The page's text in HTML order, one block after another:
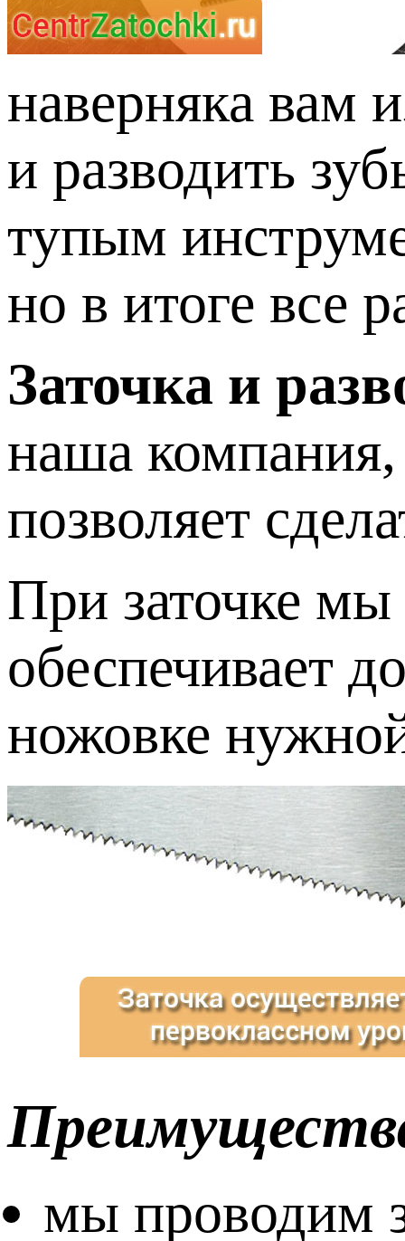
наверняка вам
и разводить
тупым
но в итоге все
Заточка и
наша компания,
позволяет
При заточке
обеспечивает
ножовке
мы проводим